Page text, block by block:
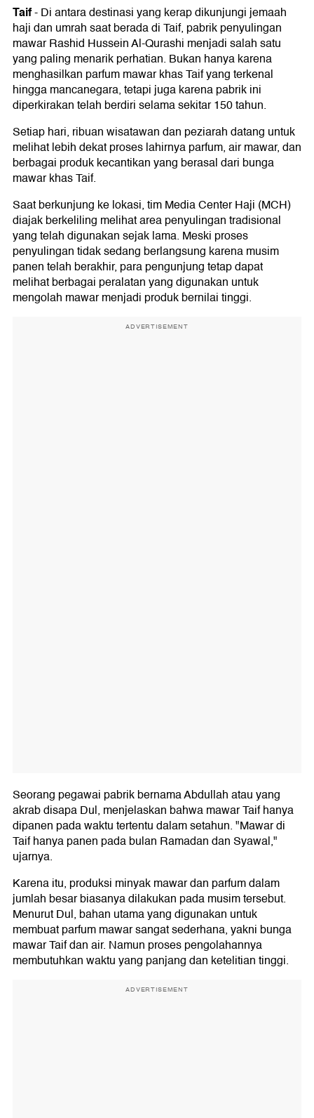
Taif-Di antara destinasi yang kerap dikunjungi jemaah
haji dan umrah saat berada di Taif, pabrik penyulingan
mawar Rashid Hussein Al-Qurashi menjadi salah satu
yang paling menarik perhatian. Bukan hanya karena
menghasilkan parfum mawar khas Taif yang terkenal
hingga mancanegara, tetapi juga karena pabrik ini
diperkirakan telah berdiri selama sekitar 150 tahun.
Setiap hari, ribuan wisatawan dan peziarah datang untuk
melihat lebih dekat proses lahirnya parfum, air mawar, dan
berbagai produk kecantikan yang berasal dari bunga
mawar khas Taif.
Saat berkunjung ke lokasi, tim Media Center Haji (MCH)
diajak berkeliling melihat area penyulingan tradisional
yang telah digunakan sejak lama. Meski proses
penyulingan tidak sedang berlangsung karena musim
panen telah berakhir, para pengunjung tetap dapat
melihat berbagai peralatan yang digunakan untuk
mengolah mawar menjadi produk bernilai tinggi.
ADVERTISEMENT
Seorang pegawai pabrik bernama Abdullah atau yang
akrab disapa Dul, menjelaskan bahwa mawar Taif hanya
dipanen pada waktu tertentu dalam setahun. "Mawar di
Taif hanya panen pada bulan Ramadan dan Syawal,"
ujarnya.
Karena itu, produksi minyak mawar dan parfum dalam
jumlah besar biasanya dilakukan pada musim tersebut.
Menurut Dul, bahan utama yang digunakan untuk
membuat parfum mawar sangat sederhana, yakni bunga
mawar Taif dan air. Namun proses pengolahannya
membutuhkan waktu yang panjang dan ketelitian tinggi.
ADVERTISEMENT